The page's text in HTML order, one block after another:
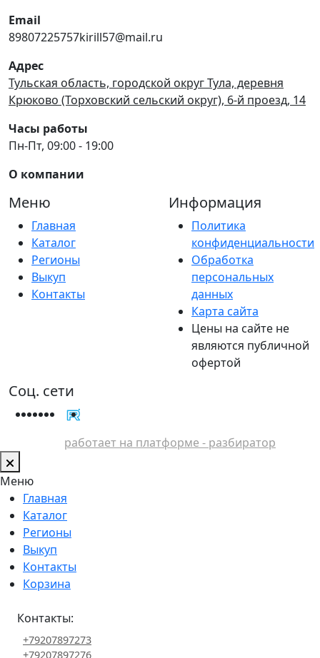
Email
89807225757kirill57@mail.ru
Адрес
Тульская область, городской округ Тула, деревня
Крюково (Торховский сельский округ), 6-й проезд, 14
Часы работы
Пн-Пт, 09:00 - 19:00
О компании
Меню
Главная
Каталог
Регионы
Выкуп
Контакты
Информация
Политика
конфиденциальности
Обработка
персональных
данных
Карта сайта
Цены на сайте не
являются публичной
офертой
Соц. сети
работает на платформе - разбиратор
Меню
Главная
Каталог
Регионы
Выкуп
Контакты
Корзина
Контакты:
+79207897273
+79207897276